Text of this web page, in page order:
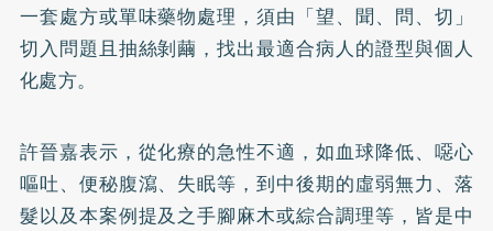
一套處方或單味藥物處理，須由「望、聞、問、切」
切入問題且抽絲剝繭，找出最適合病人的證型與個人
化處方。
許晉嘉表示，從化療的急性不適，如血球降低、噁心
嘔吐、便秘腹瀉、失眠等，到中後期的虛弱無力、落
髮以及本案例提及之手腳麻木或綜合調理等，皆是中